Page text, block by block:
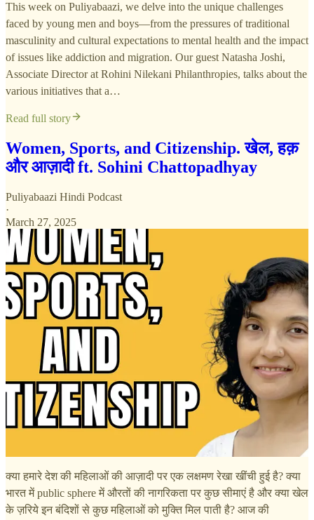
This week on Puliyabaazi, we delve into the unique challenges
faced by young men and boys—from the pressures of traditional
masculinity and cultural expectations to mental health and the impact
of issues like addiction and migration. Our guest Natasha Joshi,
Associate Director at Rohini Nilekani Philanthropies, talks about the
various initiatives that a…
Read full story
Women, Sports, and Citizenship. खेल, हक़
और आज़ादी ft. Sohini Chattopadhyay
Puliyabaazi Hindi Podcast
·
March 27, 2025
क्या हमारे देश की महिलाओं की आज़ादी पर एक लक्षमण रेखा खींची हुई है? क्या
भारत में public sphere में औरतों की नागरिकता पर कुछ सीमाएं है और क्या खेल
के ज़रिये इन बंदिशों से कुछ महिलाओं को मुक्ति मिल पाती है? आज की